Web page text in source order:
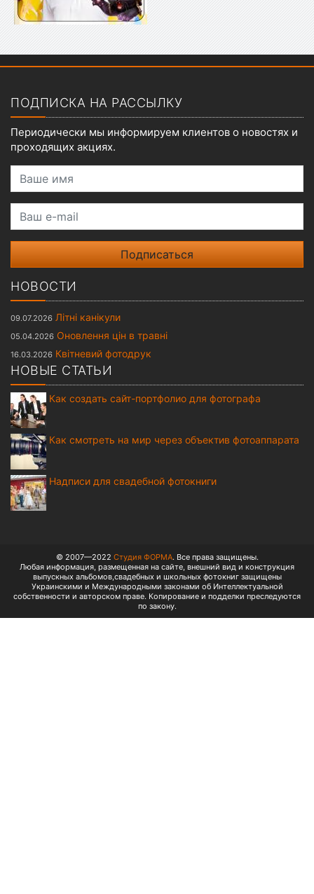
ПОДПИСКА НА РАССЫЛКУ
Периодически мы информируем клиентов о новостях и
проходящих акциях.
Ваше имя
Ваш e-mail
НОВОСТИ
09.07.2026 Літні канікули
05.04.2026 Оновлення цін в травні
16.03.2026 Квітневий фотодрук
НОВЫЕ СТАТЬИ
Как создать сайт-портфолио для фотографа
Как смотреть на мир через объектив фотоаппарата
Надписи для свадебной фотокниги
© 2007—2022 Студия ФОРМА. Все права защищены.
Любая информация, размещенная на сайте, внешний вид и конструкция
выпускных альбомов,свадебных и школьных фотокниг защищены
Украинскими и Международными законами об Интеллектуальной
собственности и авторском праве. Копирование и подделки преследуются
по закону.